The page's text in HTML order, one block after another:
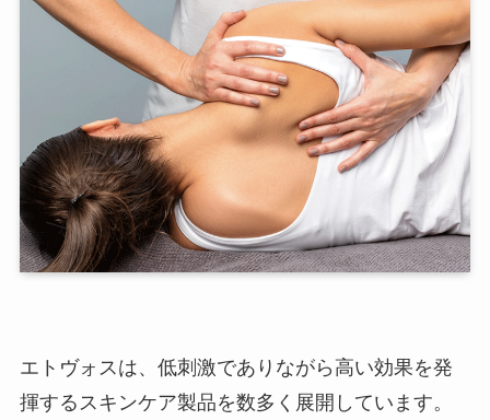
エトヴォスは、低刺激でありながら高い効果を発
揮するスキンケア製品を数多く展開しています。